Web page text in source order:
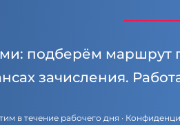
подберём маршрут
зачисления.
в течение рабочего дня ·